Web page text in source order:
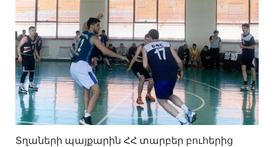
Տղաների պայքարին ՀՀ տարբեր բուհերից